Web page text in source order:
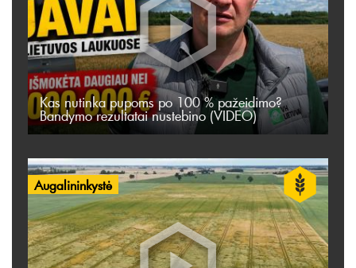
Kas nutinka pupoms po 100 % pažeidimo?
Bandymo rezultatai nustebino (VIDEO)
Augalininkystė